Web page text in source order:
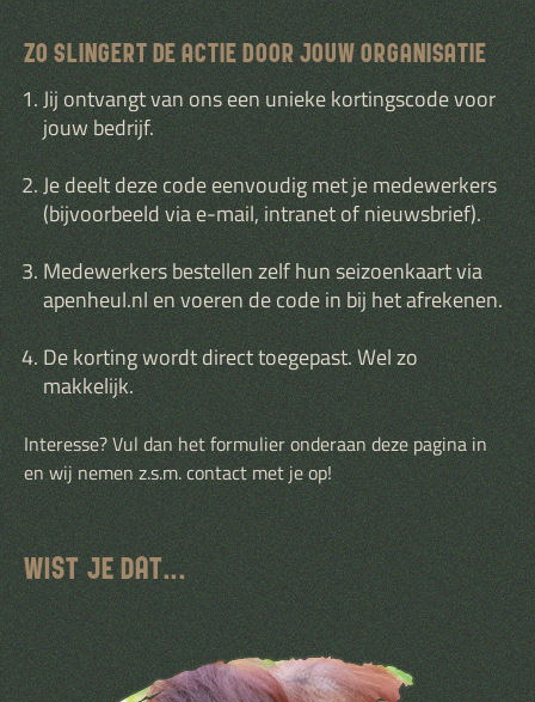
ZO SLINGERT DE ACTIE DOOR JOUW ORGANISATIE
Jij ontvangt van ons een unieke kortingscode voor
jouw bedrijf.
Je deelt deze code eenvoudig met je medewerkers
(bijvoorbeeld via e-mail, intranet of nieuwsbrief).
Medewerkers bestellen zelf hun seizoenkaart via
apenheul.nl en voeren de code in bij het afrekenen.
De korting wordt direct toegepast. Wel zo
makkelijk.
Interesse? Vul dan het formulier onderaan deze pagina in
en wij nemen z.s.m. contact met je op!
WIST JE DAT...